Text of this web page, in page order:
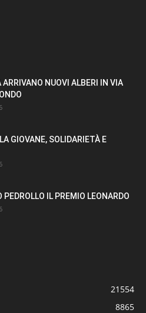
ARRIVANO NUOVI ALBERI IN VIA
GIOVANE, SOLIDARIETÀ E
PEDROLLO IL PREMIO LEONARDO
21554
8865